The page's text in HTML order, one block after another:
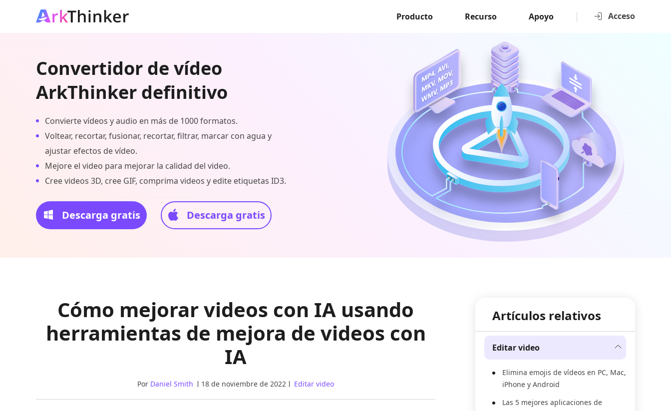
Acceso
Producto Recurso Apoyo
Convertidor de vídeo
ArkThinker definitivo
Convierte vídeos y audio en más de 1000 formatos.
Voltear, recortar, fusionar, recortar, filtrar, marcar con agua y
ajustar efectos de vídeo.
Mejore el video para mejorar la calidad del video.
Cree videos 3D, cree GIF, comprima videos y edite etiquetas ID3.
Descarga gratis Descarga gratis
Cómo mejorar videos con IA usando
herramientas de mejora de videos con
IA
Por Daniel Smith 18 de noviembre de 2022 Editar video
Artículos relativos
Editar video
Elimina emojis de vídeos en PC, Mac,
iPhone y Android
Las 5 mejores aplicaciones de